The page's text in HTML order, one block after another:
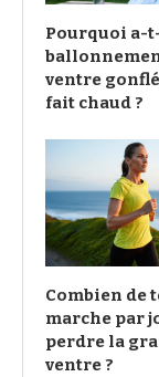
Pourquoi a-
ventre
fait chaud ?
Combien de
marche par
perdre la
ventre ?